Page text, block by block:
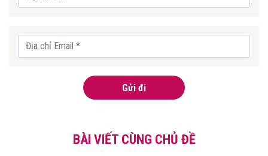
Gửi đi
BÀI VIẾT CÙNG CHỦ ĐỀ